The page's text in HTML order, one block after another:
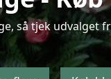
så tjek